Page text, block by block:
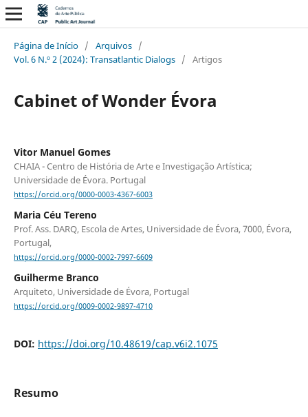
Página de Início / Arquivos /
Vol. 6 N.º 2 (2024): Transatlantic Dialogs / Artigos
Cabinet of Wonder Évora
Vitor Manuel Gomes
CHAIA - Centro de História de Arte e Investigação Artística;
Universidade de Évora. Portugal
https://orcid.org/0000-0003-4367-6003
Maria Céu Tereno
Prof. Ass. DARQ, Escola de Artes, Universidade de Évora, 7000, Évora,
Portugal,
https://orcid.org/0000-0002-7997-6609
Guilherme Branco
Arquiteto, Universidade de Évora, Portugal
https://orcid.org/0009-0002-9897-4710
DOI: https://doi.org/10.48619/cap.v6i2.1075
Resumo